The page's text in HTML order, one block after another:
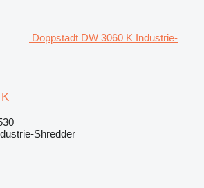
Doppstadt DW 3060 K Industrie-
Shredder